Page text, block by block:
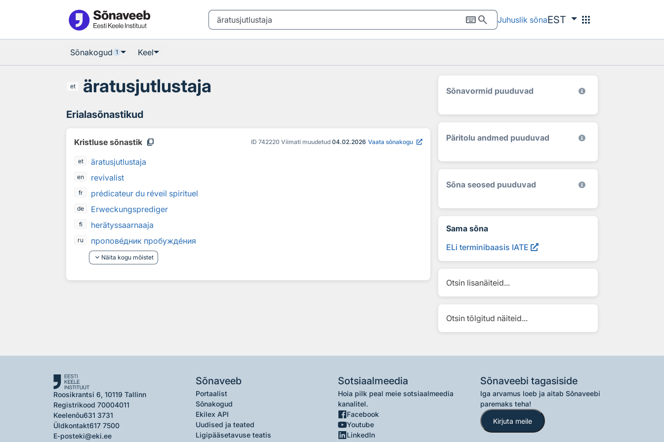
keyboardsearch Juhuslik sõnaEST apps
Sõnakogud 1 Keel
et äratusjutlustaja
Erialasõnastikud
Kristluse sõnastik content_copy ID 742220 Viimati muudetud 04.02.2026 Vaata sõnakogu
et äratusjutlustaja
en revivalist
fr prédicateur du réveil spirituel
de Erweckungsprediger
fi herätyssaarnaaja
ru проповедник пробуждения
keyboard_arrow_down Näita kogu mõistet
Sõnavormid puuduvad
Päritolu andmed puuduvad
Sõna seosed puuduvad
Sama sõna
ELi terminibaasis IATE
Otsin lisanäiteid...
Otsin tõlgitud näiteid...
Roosikrantsi 6, 10119 Tallinn
Registrikood 70004011
Keelenõu631 3731
Üldkontakt617 7500
E-posteki@eki.ee
Sõnaveeb
Portaalist
Sõnakogud
Ekilex API
Uudised ja teated
Ligipääsetavuse teatis
Sotsiaalmeedia
Hoia pilk peal meie sotsiaalmeedia
kanalitel.
Facebook
Youtube
LinkedIn
Sõnaveebi tagasiside
Iga arvamus loeb ja aitab Sõnaveebi
paremaks teha!
Kirjuta meile